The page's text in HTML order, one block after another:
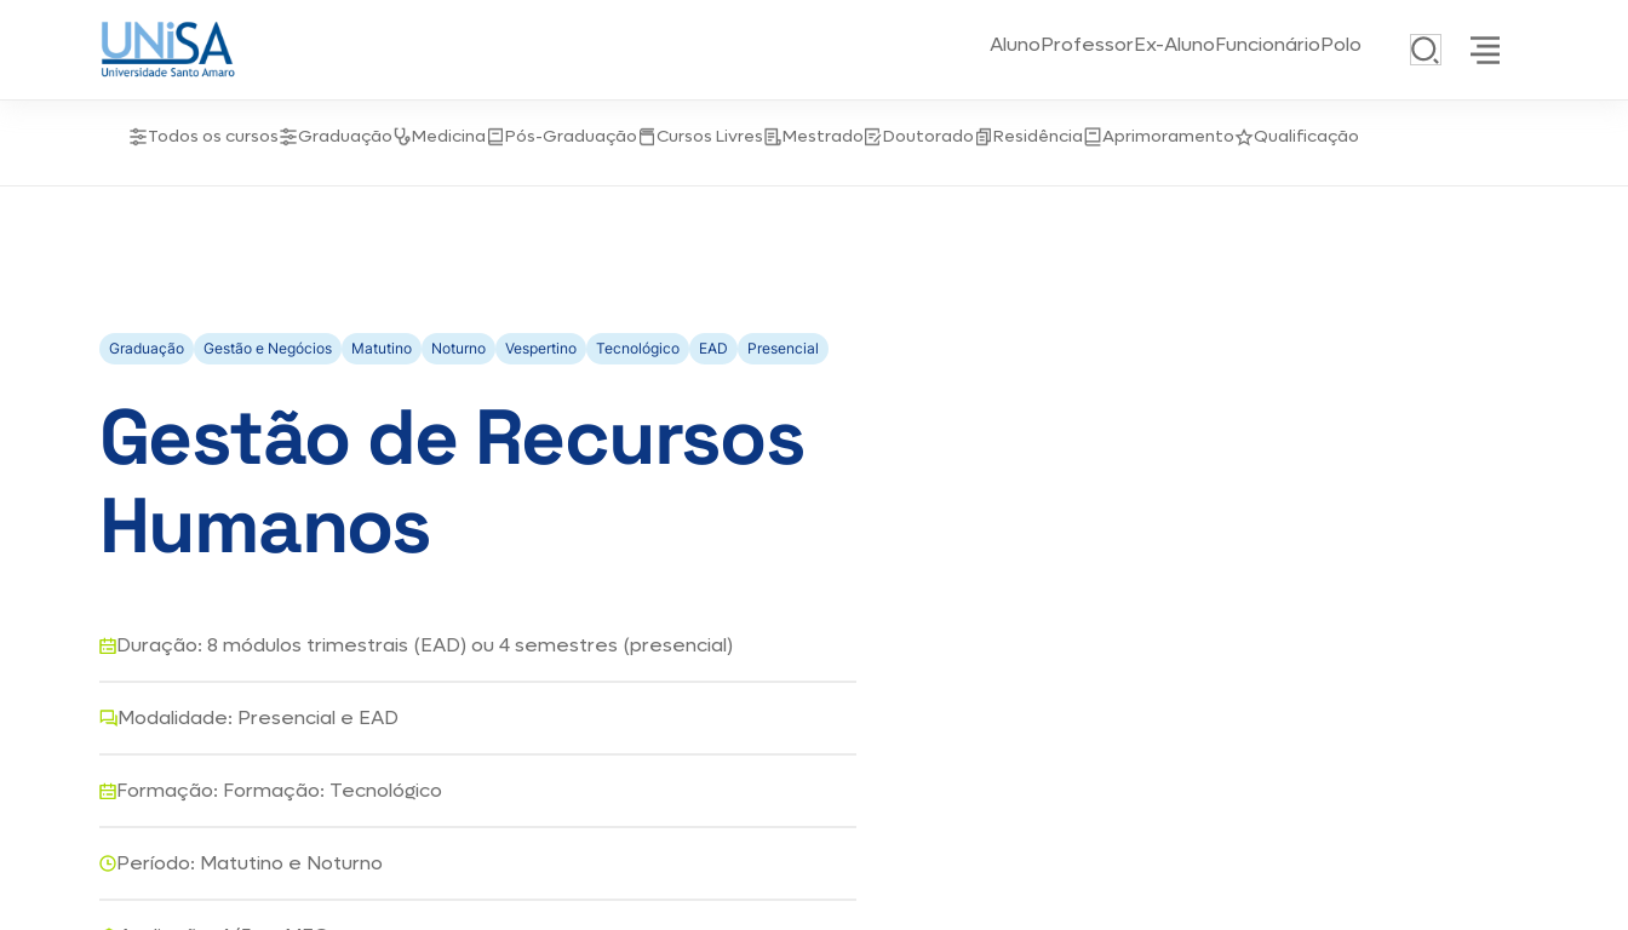
AlunoProfessorEx-AlunoFuncionárioPolo
Todos os cursos Graduação Medicina Pós-Graduação Cursos Livres Mestrado Doutorado Residência Aprimoramento Qualificação
Graduação Gestão e Negócios Matutino Noturno Vespertino Tecnológico EAD Presencial
Gestão de Recursos
Humanos
Duração: 8 módulos trimestrais (EAD) ou 4 semestres (presencial)
Modalidade: Presencial e EAD
Formação: Formação: Tecnológico
Período: Matutino e Noturno